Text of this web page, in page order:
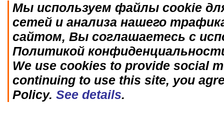
Мы используем файлы cookie
сетей и анализа нашего
сайтом, Вы соглашаетесь с
Политикой
We use cookies to provide social
continuing to use this site, you
Policy. See details.